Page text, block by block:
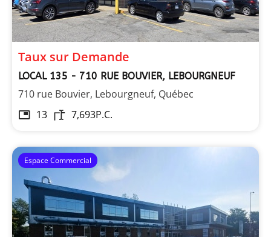
Taux sur Demande
LOCAL 135 - 710 RUE BOUVIER, LEBOURGNEUF
710 rue Bouvier, Lebourgneuf, Québec
13
7,693P.C.
Espace Commercial